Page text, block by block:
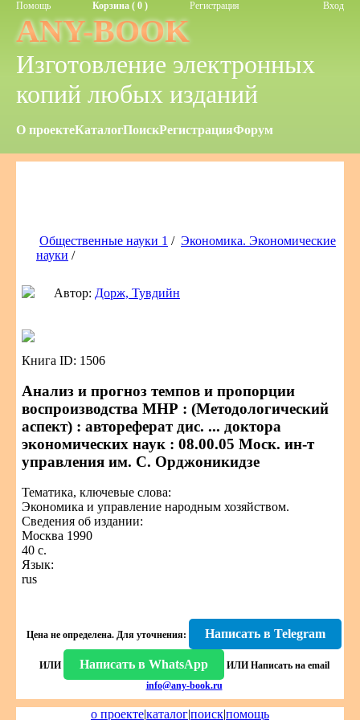
Помощь Корзина ( 0 ) Регистрация Вход
ANY-BOOK
Изготовление электронных
копий любых изданий
О проектеКаталогПоискРегистрацияФорум
Общественные науки 1 / Экономика. Экономические
науки /
Автор: Дорж, Тувдийн
Книга ID: 1506
Анализ и прогноз темпов и пропорции
воспроизводства МНР : (Методологический
аспект) : автореферат дис. ... доктора
экономических наук : 08.00.05 Моск. ин-т
управления им. С. Орджоникидзе
Тематика, ключевые слова:
Экономика и управление народным хозяйством.
Сведения об издании:
Москва 1990
40 с.
Язык:
rus
Цена не определена. Для уточнения: Написать в Telegram
ИЛИ Написать в WhatsApp ИЛИ Написать на email
info@any-book.ru
о проекте|каталог|поиск|помощь